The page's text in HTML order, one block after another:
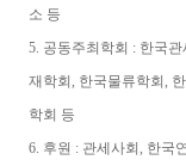
소 등
5. 공동주최학회 : 한국관
재학회 , 한국물류학회 ,
학회 등
6. 후원 : 관세사회 , 한국